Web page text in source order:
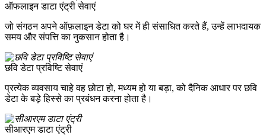
ऑफलाइन डाटा एंट्री सेवाएं
जो संगठन अपने ऑफ़लाइन डेटा को घर में ही संसाधित करते हैं, उन्हें लाभदायक
समय और संपत्ति का नुकसान होता है।
छवि डेटा प्रविष्टि सेवाएं
प्रत्येक व्यवसाय चाहे वह छोटा हो, मध्यम हो या बड़ा, को दैनिक आधार पर छवि
डेटा के बड़े हिस्से का प्रबंधन करना होता है।
सीआरएम डाटा एंट्री